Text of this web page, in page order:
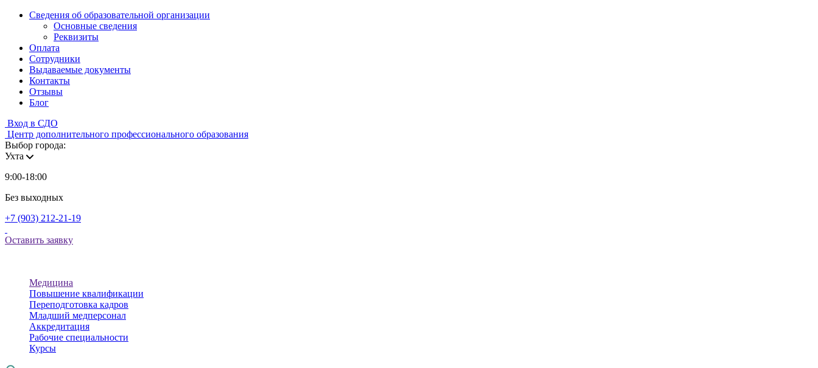
Сведения об образовательной организации
Основные сведения
Реквизиты
Оплата
Сотрудники
Выдаваемые документы
Контакты
Отзывы
Блог
Вход в СДО
Центр дополнительного профессионального образования
Выбор города:
Ухта
9:00-18:00
Без выходных
+7 (903) 212-21-19
Оставить заявку
Медицина
Повышение квалификации
Переподготовка кадров
Младший медперсонал
Аккредитация
Рабочие специальности
Курсы